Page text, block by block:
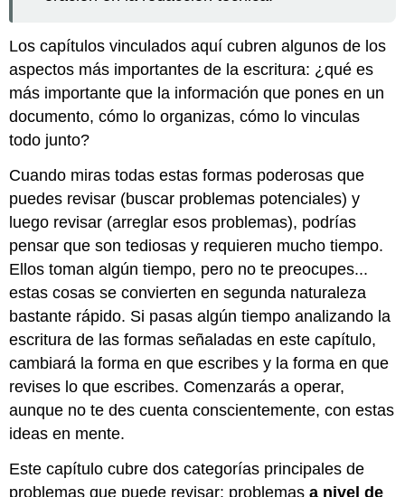
Los capítulos vinculados aquí cubren algunos de los
aspectos más importantes de la escritura: ¿qué es
más importante que la información que pones en un
documento, cómo lo organizas, cómo lo vinculas
todo junto?
Cuando miras todas estas formas poderosas que
puedes revisar (buscar problemas potenciales) y
luego revisar (arreglar esos problemas), podrías
pensar que son tediosas y requieren mucho tiempo.
Ellos toman algún tiempo, pero no te preocupes...
estas cosas se convierten en segunda naturaleza
bastante rápido. Si pasas algún tiempo analizando la
escritura de las formas señaladas en este capítulo,
cambiará la forma en que escribes y la forma en que
revises lo que escribes. Comenzarás a operar,
aunque no te des cuenta conscientemente, con estas
ideas en mente.
Este capítulo cubre dos categorías principales de
problemas que puede revisar: problemasa nivel de